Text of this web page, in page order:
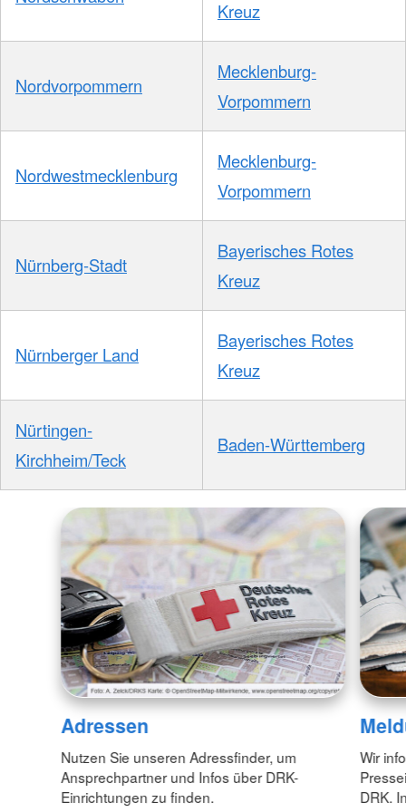
Kreuz
Nordvorpommern
Mecklenburg-
Vorpommern
Nordwestmecklenburg
Mecklenburg-
Vorpommern
Nürnberg-Stadt
Bayerisches Rotes
Kreuz
Nürnberger Land
Bayerisches Rotes
Kreuz
Nürtingen-
Kirchheim/Teck
Baden-Württemberg
Adressen
Nutzen Sie unseren Adressfinder, um
Ansprechpartner und Infos über DRK-
Einrichtungen zu finden.
Wir
DRK.